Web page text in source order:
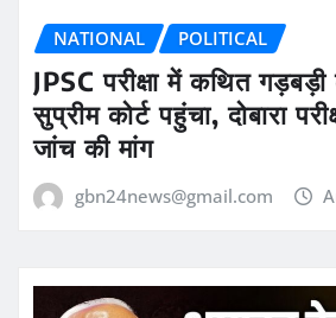
NATIONAL POLITICAL
JPSC परीक्षा में कथित गड़बड़ी
सुप्रीम कोर्ट पहुंचा, दोबारा
जांच की मांग
gbn24news@gmail.com